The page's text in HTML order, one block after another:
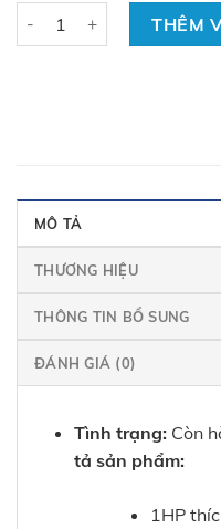
THÊM
MÔ TẢ
THƯƠNG HIỆU
THÔNG TIN BỔ SUNG
ĐÁNH GIÁ (0)
Tình trạng:Còn
tả sản phẩm:
1HP